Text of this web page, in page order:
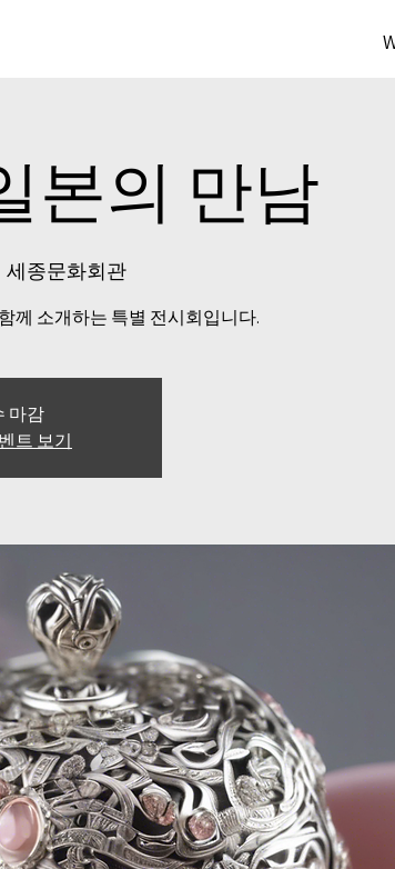
본의 만남
세종문화회관
께 소개하는 특별 전시회입니다.
마감
트 보기